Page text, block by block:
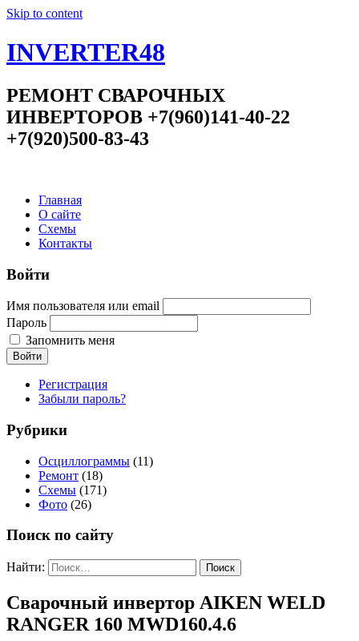
Skip to content
INVERTER48
РЕМОНТ СВАРОЧНЫХ
ИНВЕРТОРОВ +7(960)141-40-22
+7(920)500-83-43
Главная
О сайте
Схемы
Контакты
Войти
Имя пользователя или email
Пароль
Запомнить меня
Войти
Регистрация
Забыли пароль?
Рубрики
Осциллограммы (11)
Ремонт (18)
Схемы (171)
Фото (26)
Поиск по сайту
Найти:
Сварочный инвертор AIKEN WELD
RANGER 160 MWD160.4.6